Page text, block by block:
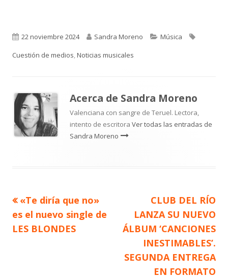
Publicado
el
22 noviembre 2024 Autor
Sandra Moreno Categorías
Música
Cuestión de medios,Noticias musicales
Acerca de Sandra Moreno
Valenciana con sangre de Teruel. Lectora,
intento de escritora Ver todas las entradas de
Sandra Moreno
Navegación
de
Artículo
anterior
«Te diría que no»
es el nuevo single de
LES BLONDES
Artículo
siguiente
CLUB DEL RÍO
LANZA SU NUEVO
ÁLBUM ‘CANCIONES
INESTIMABLES’.
SEGUNDA ENTREGA
EN FORMATO